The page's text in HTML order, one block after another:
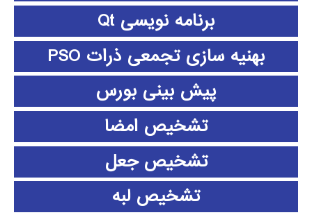
برنامه نویسی Qt
بهنیه سازی تجمعی ذرات PSO
پیش بینی بورس
تشخیص امضا
تشخیص جعل
تشخیص لبه